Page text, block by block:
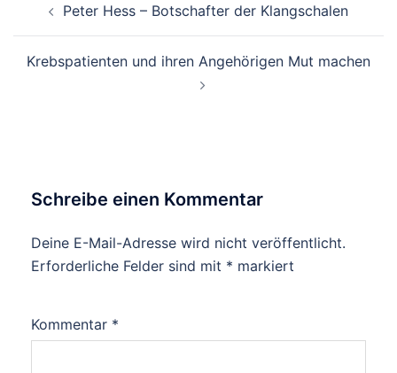
Peter Hess – Botschafter der Klangschalen
Krebspatienten und ihren Angehörigen Mut machen
Schreibe einen Kommentar
Deine E-Mail-Adresse wird nicht veröffentlicht.
Erforderliche Felder sind mit * markiert
Kommentar *